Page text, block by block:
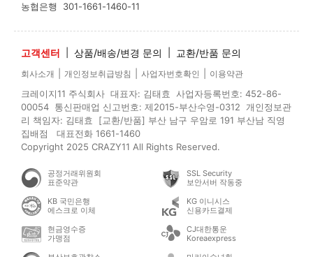
농협은행 301-1661-1460-11
고객센터 상품/배송/변경 문의 교환/반품 문의
회사소개 개인정보취급방침 사업자번호확인 이용약관
크레이지11 주식회사 대표자: 김태효 사업자등록번호: 452-86-
00054 통신판매업 신고번호: 제2015-부산수영-0312 개인정보관
리 책임자: 김태효 [교환/반품] 부산 남구 우암로 191 부산남 직영
집배점 대표전화 1661-1460
Copyright 2025 CRAZY11 All Rights Reserved.
공정거래위원회
표준약관
SSL Security
보안서버 작동중
KB 국민은행
에스크로 이체
KG 이니시스
신용카드결제
현금영수증
가맹점
CJ대한통운
Koreaexpress